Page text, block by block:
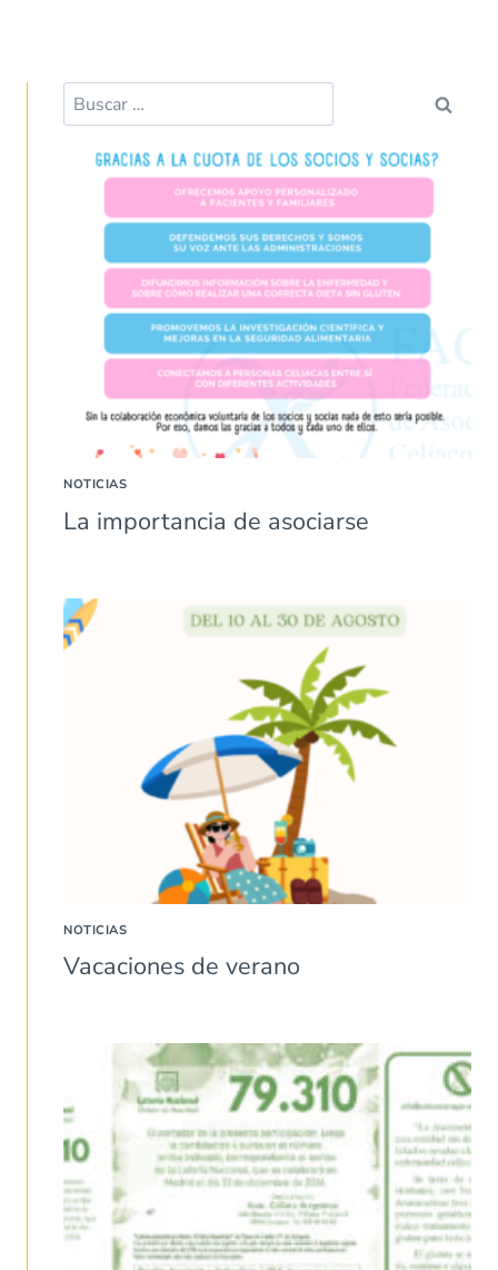
Buscar:
NOTICIAS
La importancia de asociarse
NOTICIAS
Vacaciones de verano